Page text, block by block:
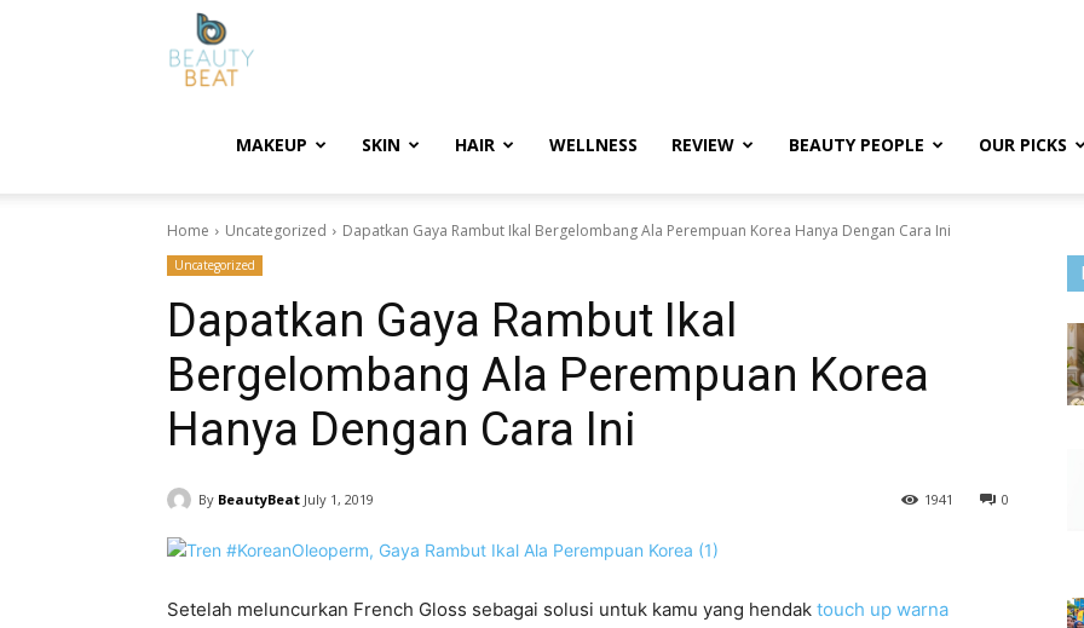
MAKEUP SKIN HAIR WELLNESS REVIEW BEAUTY PEOPLE OUR PICKS
Home Uncategorized Dapatkan Gaya Rambut Ikal Bergelombang Ala Perempuan Korea Hanya Dengan Cara Ini
Uncategorized
Dapatkan Gaya Rambut Ikal
Bergelombang Ala Perempuan Korea
Hanya Dengan Cara Ini
By BeautyBeat July 1, 2019 0
1941
Setelah meluncurkan French Gloss sebagai solusi untuk kamu yang hendak touch up warna